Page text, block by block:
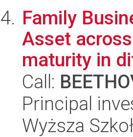
Family
Asset
maturity in
Call:
Principal
Wyższa